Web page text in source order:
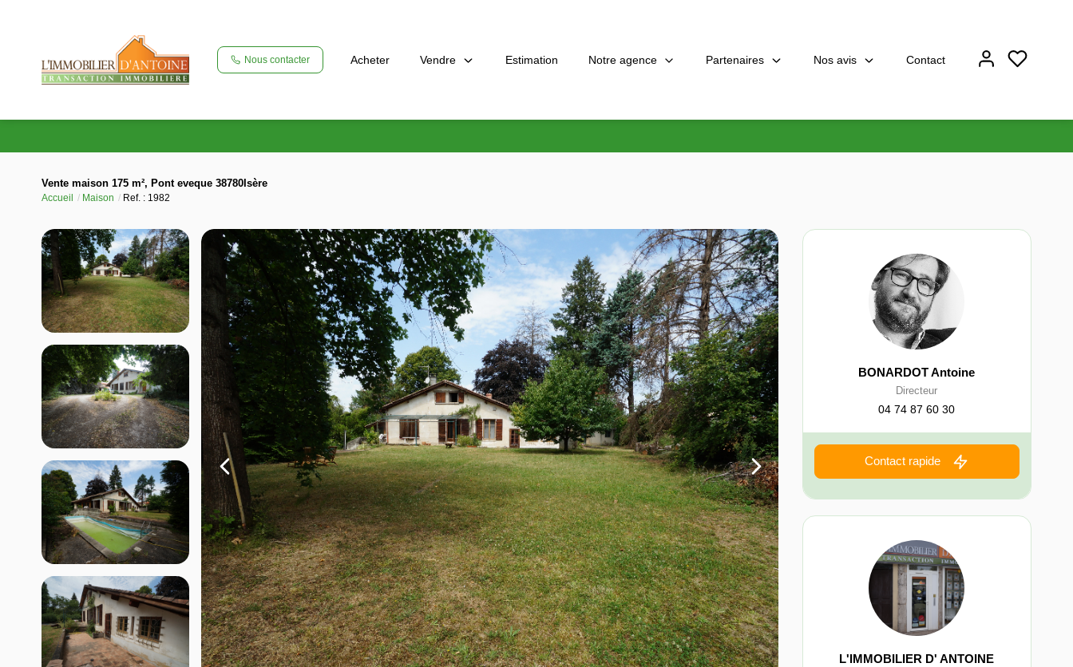
Nous contacter Acheter Vendre Estimation Notre agence Partenaires Nos avis Contact
Vente maison 175 m², Pont eveque 38780Isère
Accueil Maison Ref. : 1982
BONARDOT Antoine
Directeur
04 74 87 60 30
Contact rapide
L'IMMOBILIER D' ANTOINE